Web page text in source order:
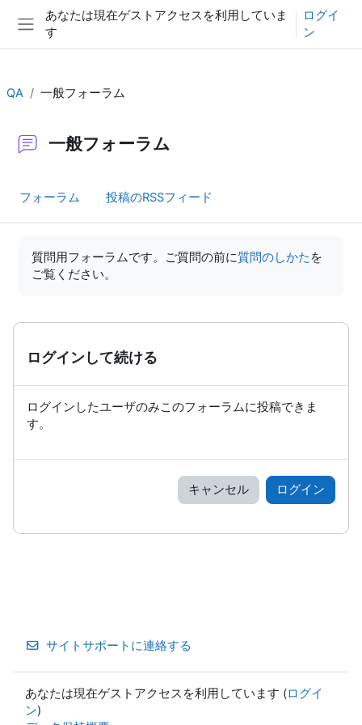
メインコンテンツへスキップする
サイドパネル
あなたは現在ゲストアクセスを利用していま
す
ログイ
ン
QA 一般フォーラム
一般フォーラム
フォーラム 投稿のRSSフィード
質問用フォーラムです。ご質問の前に質問のしかた を
ご覧ください。
ログインして続ける
ログインしたユーザのみこのフォーラムに投稿できま
す。
キャンセル ログイン
サイトサポートに連絡する
あなたは現在ゲストアクセスを利用しています (ログイ
ン)